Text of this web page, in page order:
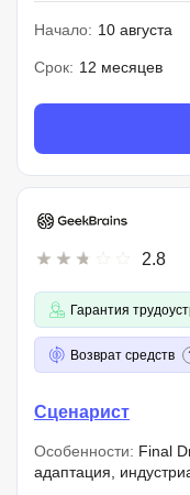
Начало: 10 августа
Срок: 12 месяцев
2.8
Гарантия
Возврат средств
Сценарист
Особенности: Final
адаптация,